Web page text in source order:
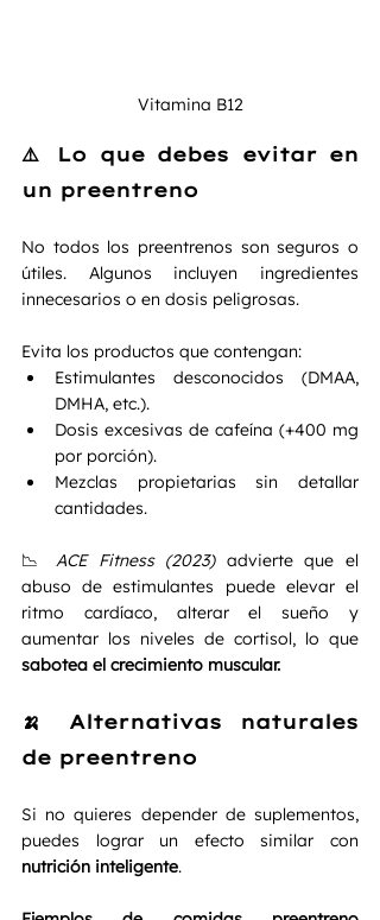
Vitamina B12
⚠️ Lo que debes evitar en
un preentreno
No todos los preentrenos son seguros o
útiles. Algunos incluyen ingredientes
innecesarios o en dosis peligrosas.
Evita los productos que contengan:
Estimulantes desconocidos (DMAA,
DMHA, etc.).
Dosis excesivas de cafeína (+400 mg
por porción).
Mezclas propietarias sin detallar
cantidades.
📉 ACE Fitness (2023) advierte que el
abuso de estimulantes puede elevar el
ritmo cardíaco, alterar el sueño y
sabotea el crecimiento muscular.
🍌 Alternativas naturales
de preentreno
Si no quieres depender de suplementos,
nutrición inteligente.